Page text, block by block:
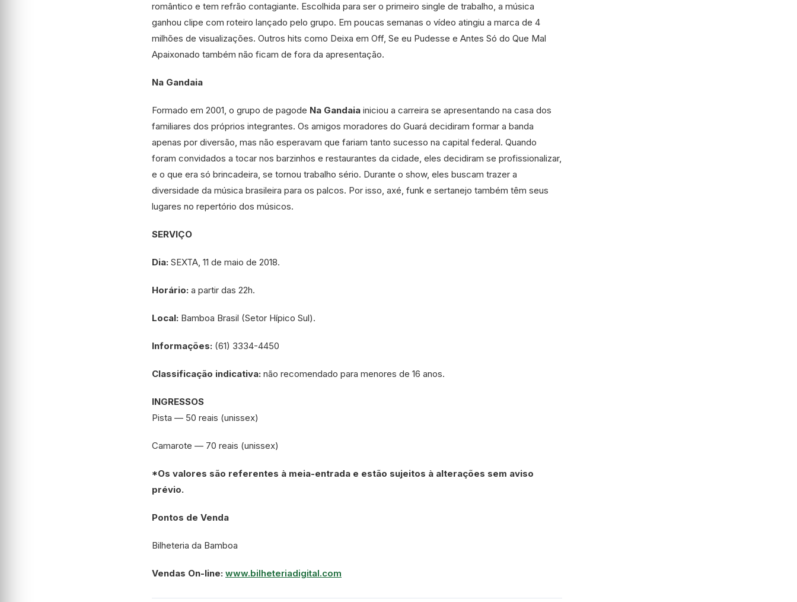
romântico e tem refrão contagiante. Escolhida para ser o primeiro single de trabalho, a música
ganhou clipe com roteiro lançado pelo grupo. Em poucas semanas o vídeo atingiu a marca de 4
milhões de visualizações. Outros hits como Deixa em Off, Se eu Pudesse e Antes Só do Que Mal
Apaixonado também não ficam de fora da apresentação.
Na Gandaia
Formado em 2001, o grupo de pagode Na Gandaia iniciou a carreira se apresentando na casa dos
familiares dos próprios integrantes. Os amigos moradores do Guará decidiram formar a banda
apenas por diversão, mas não esperavam que fariam tanto sucesso na capital federal. Quando
foram convidados a tocar nos barzinhos e restaurantes da cidade, eles decidiram se profissionalizar,
e o que era só brincadeira, se tornou trabalho sério. Durante o show, eles buscam trazer a
diversidade da música brasileira para os palcos. Por isso, axé, funk e sertanejo também têm seus
lugares no repertório dos músicos.
SERVIÇO
Dia: SEXTA, 11 de maio de 2018.
Horário: a partir das 22h.
Local: Bamboa Brasil (Setor Hípico Sul).
Informações: (61) 3334-4450
Classificação indicativa: não recomendado para menores de 16 anos.
INGRESSOS
Pista — 50 reais (unissex)
Camarote — 70 reais (unissex)
*Os valores são referentes à meia-entrada e estão sujeitos à alterações sem aviso
prévio.
Pontos de Venda
Bilheteria da Bamboa
Vendas On-line: www.bilheteriadigital.com